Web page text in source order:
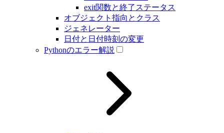
exit関数と終了ステータス
オブジェクト指向とクラス
ジェネレーター
日付と日付時刻の変更
Pythonのエラー解説